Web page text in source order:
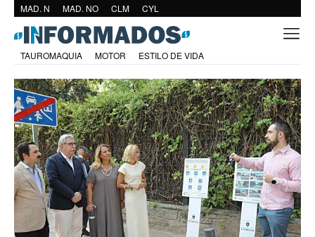
MAD. N MAD. NO CLM CYL
TAUROMAQUIA MOTOR ESTILO DE VIDA